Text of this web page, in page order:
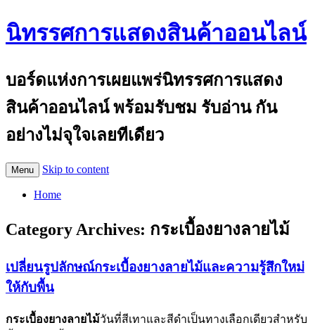
นิทรรศการแสดงสินค้าออนไลน์
บอร์ดแห่งการเผยแพร่นิทรรศการแสดง
สินค้าออนไลน์ พร้อมรับชม รับอ่าน กัน
อย่างไม่จุใจเลยทีเดียว
Menu Skip to content
Home
Category Archives: กระเบื้องยางลายไม้
เปลี่ยนรูปลักษณ์กระเบื้องยางลายไม้และความรู้สึกใหม่
ให้กับพื้น
กระเบื้องยางลายไม้วันที่สีเทาและสีดำเป็นทางเลือกเดียวสำหรับ